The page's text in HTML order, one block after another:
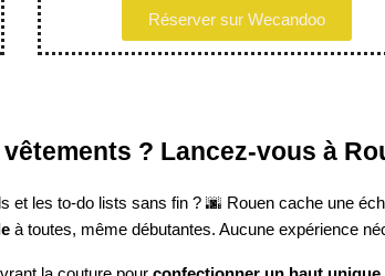
Réserver sur Wecandoo
? Lancez-vous à
et les to-do lists sans fin ? 🌆 Rouen cache une
à toutes, même débutantes. Aucune expérience